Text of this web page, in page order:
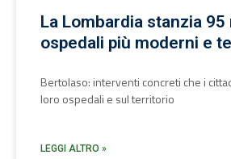
La Lombardia stanzia
ospedali più moderni e
Bertolaso: interventi concreti che i
loro ospedali e sul territorio
LEGGI ALTRO »